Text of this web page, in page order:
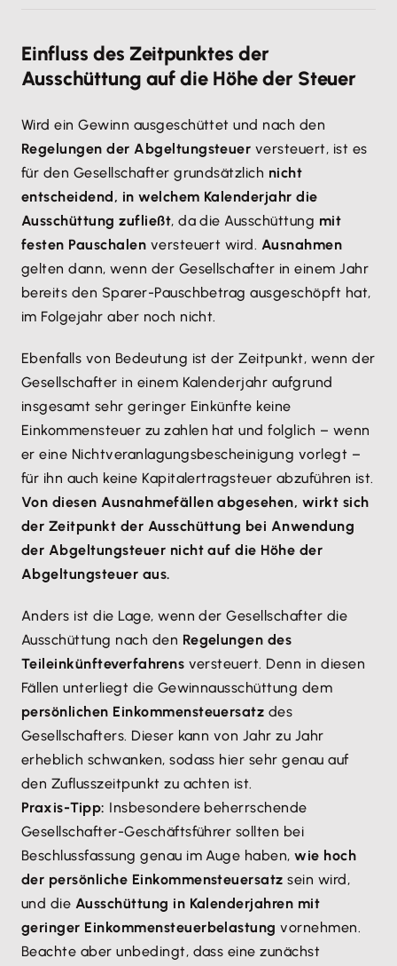
Einfluss des Zeitpunktes der
Ausschüttung auf die Höhe der Steuer
Wird ein Gewinn ausgeschüttet und nach den
Regelungen der Abgeltungsteuer versteuert, ist es
für den Gesellschafter grundsätzlich nicht
entscheidend, in welchem Kalenderjahr die
Ausschüttung zufließt, da die Ausschüttung mit
festen Pauschalen versteuert wird. Ausnahmen
gelten dann, wenn der Gesellschafter in einem Jahr
bereits den Sparer-Pauschbetrag ausgeschöpft hat,
im Folgejahr aber noch nicht.
Ebenfalls von Bedeutung ist der Zeitpunkt, wenn der
Gesellschafter in einem Kalenderjahr aufgrund
insgesamt sehr geringer Einkünfte keine
Einkommensteuer zu zahlen hat und folglich – wenn
er eine Nichtveranlagungsbescheinigung vorlegt –
für ihn auch keine Kapitalertragsteuer abzuführen ist.
Von diesen Ausnahmefällen abgesehen, wirkt sich
der Zeitpunkt der Ausschüttung bei Anwendung
der Abgeltungsteuer nicht auf die Höhe der
Abgeltungsteuer aus.
Anders ist die Lage, wenn der Gesellschafter die
Ausschüttung nach den Regelungen des
Teileinkünfteverfahrens versteuert. Denn in diesen
Fällen unterliegt die Gewinnausschüttung dem
persönlichen Einkommensteuersatz des
Gesellschafters. Dieser kann von Jahr zu Jahr
erheblich schwanken, sodass hier sehr genau auf
den Zuflusszeitpunkt zu achten ist.
Praxis-Tipp: Insbesondere beherrschende
Gesellschafter-Geschäftsführer sollten bei
Beschlussfassung genau im Auge haben,wie hoch
der persönliche Einkommensteuersatzsein wird,
und die Ausschüttung in Kalenderjahren mit
geringer Einkommensteuerbelastung vornehmen.
Beachte aber unbedingt, dass eine zunächst